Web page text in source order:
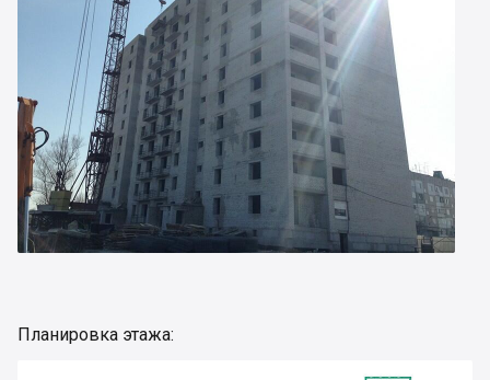
Планировка этажа: